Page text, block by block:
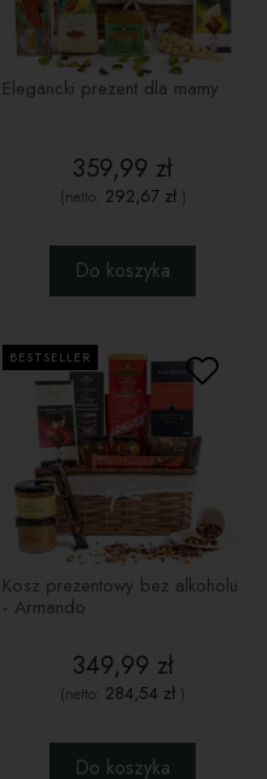
Elegancki prezent dla mamy
359,99 zł
(netto: 292,67 zł)
Do koszyka
Kosz prezentowy bez alkoholu
- Armando
349,99 zł
(netto: 284,54 zł )
Do koszyka
BESTSELLER